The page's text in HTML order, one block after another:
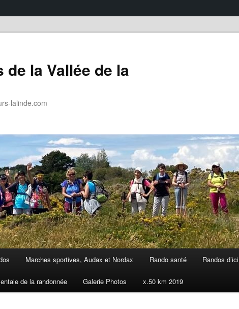
la Vallée de la
lalinde.com
Marches sportives, Audax et Nordax Rando santé Randos d’ici
de la randonnée Galerie Photos x.50 km 2019